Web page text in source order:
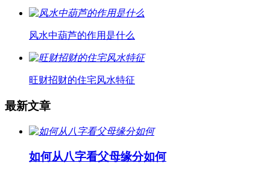
风水中葫芦的作用是什么
旺财招财的住宅风水特征
最新文章
如何从八字看父母缘分如何